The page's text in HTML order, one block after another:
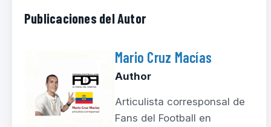
Publicaciones del Autor
Mario Cruz Macías
Author
Articulista corresponsal de
Fans del Football en